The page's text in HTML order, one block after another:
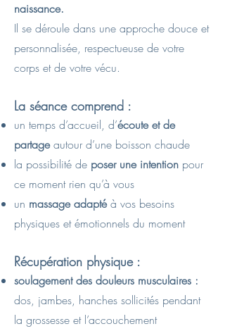
naissance.
Il se déroule dans une approche douce et
personnalisée, respectueuse de votre
corps et de votre vécu.
La séance comprend :
un temps d’accueil, d’écoute et de
partageautour d’une boisson chaude
la possibilité de poser une intention pour
ce moment rien qu’à vous
un massage adaptéà vos besoins
physiques et émotionnels du moment​
Récupération physique :
soulagement des douleurs musculaires :
dos, jambes, hanches sollicités pendant
la grossesse et l’accouchement